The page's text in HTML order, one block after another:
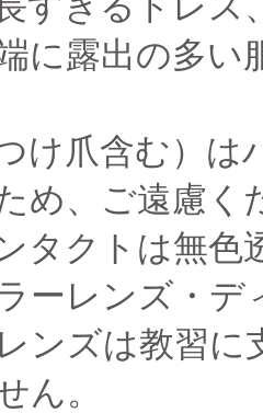
に露出の多い
け爪含む）は
め、ご遠慮く
タクトは無色
ーレンズ・デ
ンズは教習に
ん。